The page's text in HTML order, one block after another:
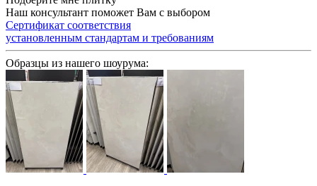
Наш консультант поможет Вам с выбором
Сертификат соответствия
установленным стандартам и требованиям
Образцы из нашего шоурума: